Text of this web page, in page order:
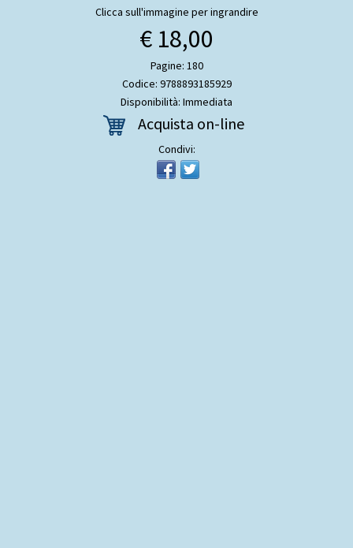
Clicca sull'immagine per ingrandire
€ 18,00
Pagine: 180
Codice: 9788893185929
Disponibilità: Immediata
Acquista on-line
Condivi: